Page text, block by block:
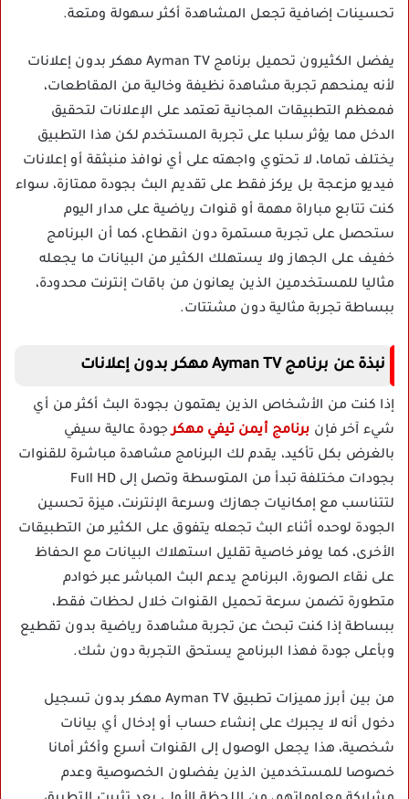
تحسينات إضافية تجعل المشاهدة أكثر سهولة ومتعة.
يفضل الكثيرون تحميل برنامج Ayman TV مهكر بدون إعلانات
لأنه يمنحهم تجربة مشاهدة نظيفة وخالية من المقاطعات،
فمعظم التطبيقات المجانية تعتمد على الإعلانات لتحقيق
الدخل مما يؤثر سلبا على تجربة المستخدم لكن هذا التطبيق
يختلف تماما، لا تحتوي واجهته على أي نوافذ منبثقة أو إعلانات
فيديو مزعجة بل يركز فقط على تقديم البث بجودة ممتازة، سواء
كنت تتابع مباراة مهمة أو قنوات رياضية على مدار اليوم
ستحصل على تجربة مستمرة دون انقطاع، كما أن البرنامج
خفيف على الجهاز ولا يستهلك الكثير من البيانات ما يجعله
مثاليا للمستخدمين الذين يعانون من باقات إنترنت محدودة،
ببساطة تجربة مثالية دون مشتتات.
نبذة عن برنامج Ayman TV مهكر بدون إعلانات
إذا كنت من الأشخاص الذين يهتمون بجودة البث أكثر من أي
شيء آخر فإن برنامج أيمن تيفي مهكرجودة عالية سيفي
بالغرض بكل تأكيد، يقدم لك البرنامج مشاهدة مباشرة للقنوات
بجودات مختلفة تبدأ من المتوسطة وتصل إلى Full HD
لتتناسب مع إمكانيات جهازك وسرعة الإنترنت، ميزة تحسين
الجودة لوحده أثناء البث تجعله يتفوق على الكثير من التطبيقات
الأخرى، كما يوفر خاصية تقليل استهلاك البيانات مع الحفاظ
على نقاء الصورة، البرنامج يدعم البث المباشر عبر خوادم
متطورة تضمن سرعة تحميل القنوات خلال لحظات فقط،
ببساطة إذا كنت تبحث عن تجربة مشاهدة رياضية بدون تقطيع
وبأعلى جودة فهذا البرنامج يستحق التجربة دون شك.
من بين أبرز مميزات تطبيق Ayman TV مهكر بدون تسجيل
دخول أنه لا يجبرك على إنشاء حساب أو إدخال أي بيانات
شخصية، هذا يجعل الوصول إلى القنوات أسرع وأكثر أمانا
خصوصا للمستخدمين الذين يفضلون الخصوصية وعدم